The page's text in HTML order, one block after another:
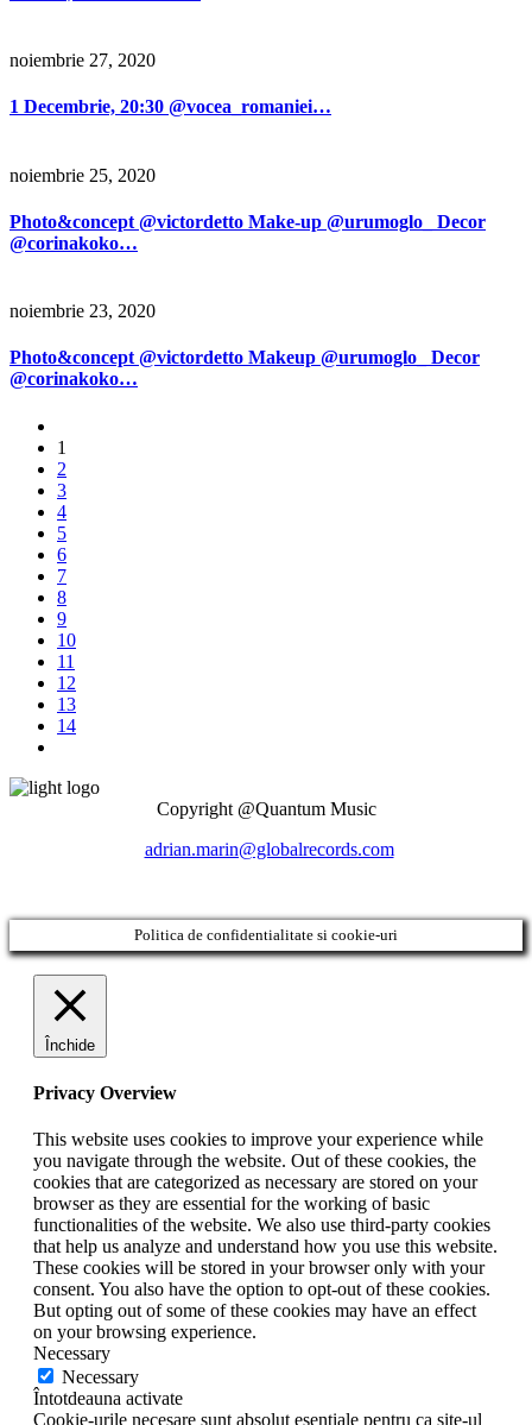
noiembrie 27, 2020
1 Decembrie, 20:30 @vocea_romaniei…
noiembrie 25, 2020
Photo&concept @victordetto Make-up @urumoglo_ Decor
@corinakoko…
noiembrie 23, 2020
Photo&concept @victordetto Makeup @urumoglo_ Decor
@corinakoko…
1
2
3
4
5
6
7
8
9
10
11
12
13
14
Copyright @Quantum Music
adrian.marin@globalrecords.com
Politica de confidentialitate si cookie-uri
Închide
Privacy Overview
This website uses cookies to improve your experience while
you navigate through the website. Out of these cookies, the
cookies that are categorized as necessary are stored on your
browser as they are essential for the working of basic
functionalities of the website. We also use third-party cookies
that help us analyze and understand how you use this website.
These cookies will be stored in your browser only with your
consent. You also have the option to opt-out of these cookies.
But opting out of some of these cookies may have an effect
on your browsing experience.
Necessary
Necessary
Întotdeauna activate
Cookie-urile necesare sunt absolut esențiale pentru ca site-ul